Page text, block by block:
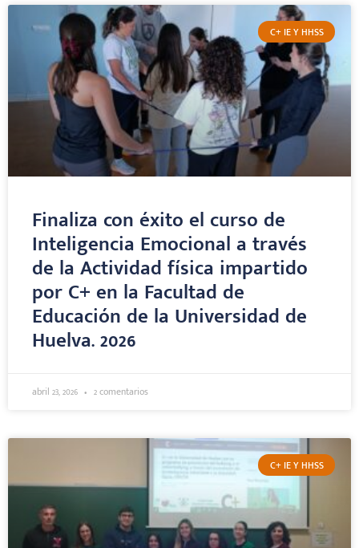
C+ IE Y HHSS
Finaliza con éxito el curso de
Inteligencia Emocional a través
de la Actividad física impartido
por C+ en la Facultad de
Educación de la Universidad de
Huelva. 2026
abril 23, 2026 2 comentarios
C+ IE Y HHSS